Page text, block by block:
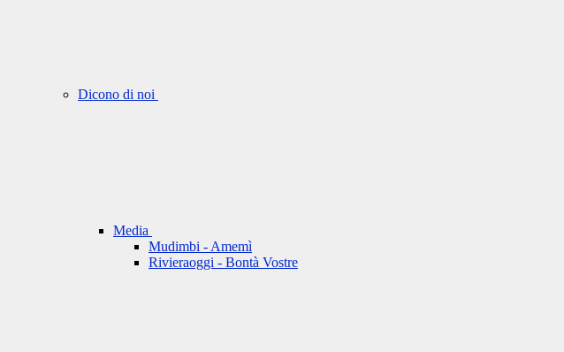
Dicono di noi
Media
Mudimbi - Amemì
Rivieraoggi - Bontà Vostre